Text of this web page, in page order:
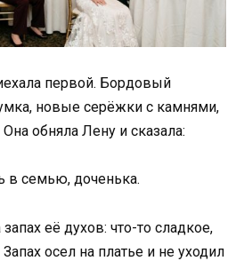
первой. Бордовый
новые серёжки с камнями,
обняла Лену и сказала:
в семью, доченька.
её духов: что-то сладкое,
осел на платье и не уходил